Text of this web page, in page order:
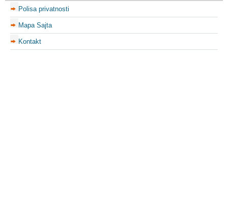
Polisa privatnosti
Mapa Sajta
Kontakt